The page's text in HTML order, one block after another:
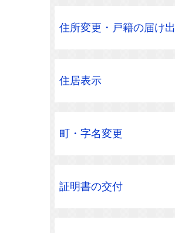
住所変更・戸籍の届け出
住居表示
町・字名変更
証明書の交付